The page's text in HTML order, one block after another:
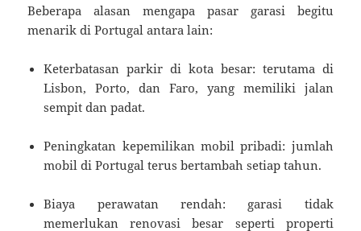
Beberapa alasan mengapa pasar garasi begitu
menarik di Portugal antara lain:
Keterbatasan parkir di kota besar: terutama di
Lisbon, Porto, dan Faro, yang memiliki jalan
sempit dan padat.
Peningkatan kepemilikan mobil pribadi: jumlah
mobil di Portugal terus bertambah setiap tahun.
Biaya perawatan rendah: garasi tidak
memerlukan renovasi besar seperti properti